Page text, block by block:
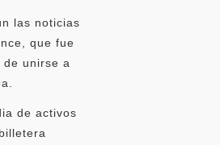
las noticias
que fue
de unirse a
de activos